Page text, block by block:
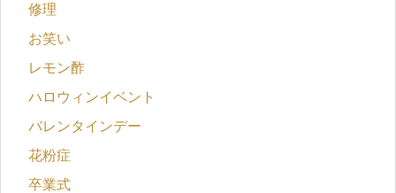
修理
お笑い
レモン酢
ハロウィンイベント
バレンタインデー
花粉症
卒業式